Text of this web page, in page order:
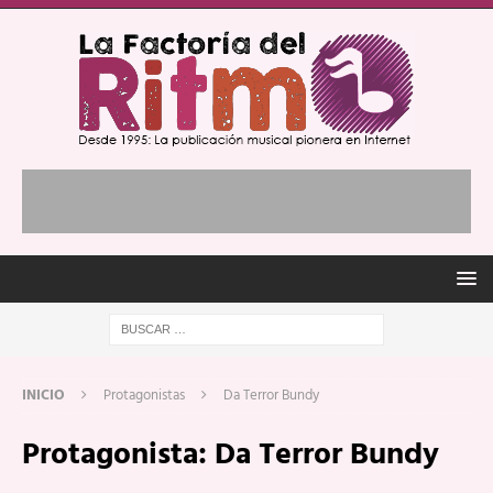
INICIO Protagonistas Da Terror Bundy
Protagonista: Da Terror Bundy